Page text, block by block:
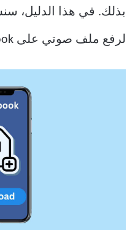
بذلك. في هذا الدليل،
لرفع ملف صوتي على Facebook بسهولة.